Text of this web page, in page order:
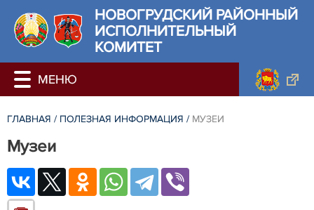
НОВОГРУДСКИЙ РАЙОННЫЙ
ИСПОЛНИТЕЛЬНЫЙ
КОМИТЕТ
ГЛАВНАЯ / ПОЛЕЗНАЯ ИНФОРМАЦИЯ / МУЗЕИ
Музеи